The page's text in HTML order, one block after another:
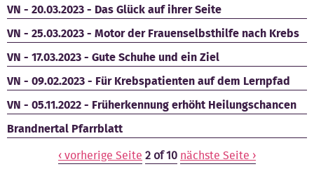
VN - 20.03.2023 - Das Glück auf ihrer Seite
VN - 25.03.2023 - Motor der Frauenselbsthilfe nach Krebs
VN - 17.03.2023 - Gute Schuhe und ein Ziel
VN - 09.02.2023 - Für Krebspatienten auf dem Lernpfad
VN - 05.11.2022 - Früherkennung erhöht Heilungschancen
Brandnertal Pfarrblatt
‹ vorherige Seite 2 of 10 nächste Seite ›